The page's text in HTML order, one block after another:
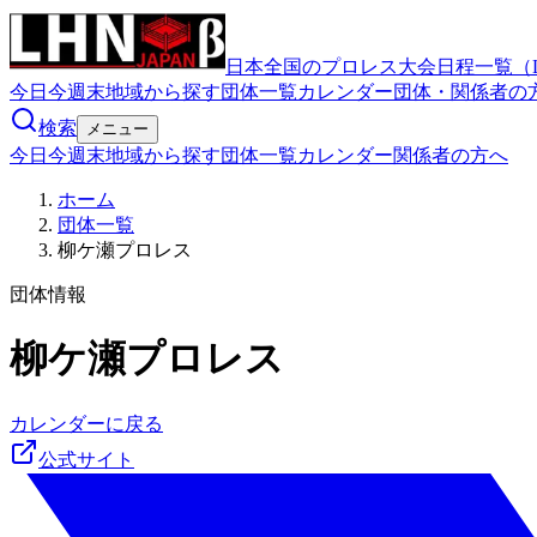
日本全国のプロレス大会日程一覧（
今日 今週末地域から探す団体一覧カレンダー団体・関係者の
検索
メニュー
今日 今週末地域から探す団体一覧カレンダー関係者の方へ
ホーム
団体一覧
柳ケ瀬プロレス
団体情報
柳ケ瀬プロレス
カレンダーに戻る
公式サイト